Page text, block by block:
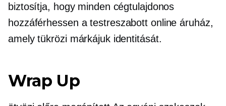
biztosítja, hogy minden cégtulajdonos
hozzáférhessen atestreszabott online áruház,
amely tükrözi márkájuk identitását.
Wrap Up